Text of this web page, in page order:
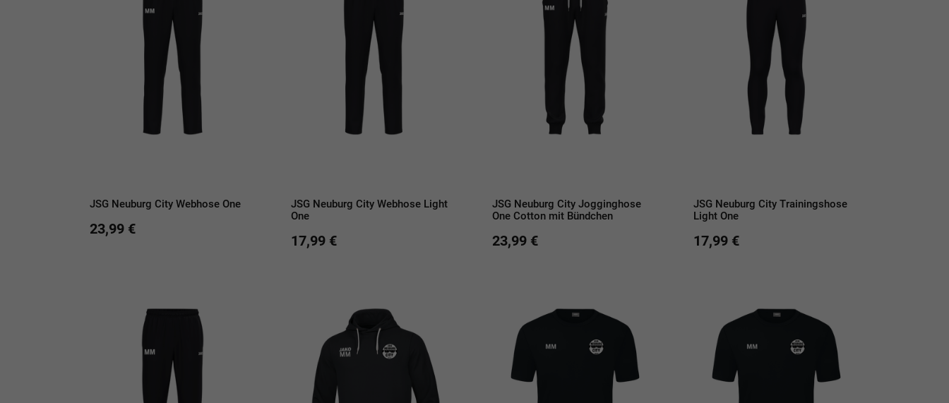
JSG Neuburg City Webhose One
23,99 €
JSG Neuburg City Webhose Light
One
17,99 €
JSG Neuburg City Jogginghose
One Cotton mit Bündchen
23,99 €
JSG Neuburg City Trainingshose
Light One
17,99 €